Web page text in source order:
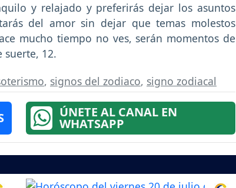
y relajado y preferirás dejar los asuntos
del amor sin dejar que temas molestos
mucho tiempo no ves, serán momentos de
12.
, signos del zodiaco, signo zodiacal
ÚNETE AL CANAL EN
WHATSAPP